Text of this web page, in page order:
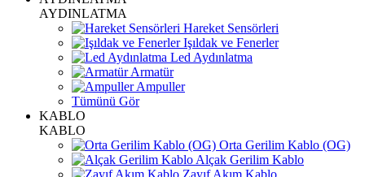
AYDINLATMA
Hareket Sensörleri
Işıldak ve Fenerler
Led Aydınlatma
Armatür
Ampuller
Tümünü Gör
KABLO
KABLO
Orta Gerilim Kablo (OG)
Alçak Gerilim Kablo
Zayıf Akım Kablo